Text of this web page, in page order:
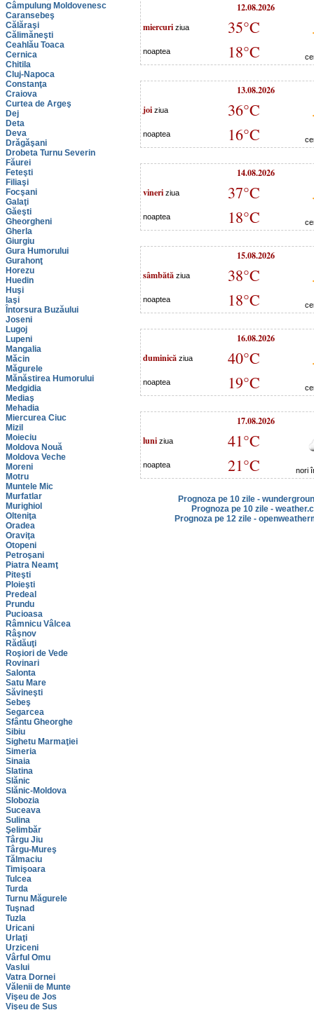
Câmpulung Moldovenesc
Caransebeş
Călăraşi
Călimăneşti
Ceahlău Toaca
Cernica
Chitila
Cluj-Napoca
Constanţa
Craiova
Curtea de Argeş
Dej
Deta
Deva
Drăgăşani
Drobeta Turnu Severin
Făurei
Feteşti
Filiaşi
Focşani
Galaţi
Găeşti
Gheorgheni
Gherla
Giurgiu
Gura Humorului
Gurahonţ
Horezu
Huedin
Huşi
Iaşi
Întorsura Buzăului
Joseni
Lugoj
Lupeni
Mangalia
Măcin
Măgurele
Mănăstirea Humorului
Medgidia
Mediaş
Mehadia
Miercurea Ciuc
Mizil
Moieciu
Moldova Nouă
Moldova Veche
Moreni
Motru
Muntele Mic
Murfatlar
Murighiol
Olteniţa
Oradea
Oraviţa
Otopeni
Petroşani
Piatra Neamţ
Piteşti
Ploieşti
Predeal
Prundu
Pucioasa
Râmnicu Vâlcea
Râşnov
Rădăuţi
Roşiori de Vede
Rovinari
Salonta
Satu Mare
Săvineşti
Sebeş
Segarcea
Sfântu Gheorghe
Sibiu
Sighetu Marmaţiei
Simeria
Sinaia
Slatina
Slănic
Slănic-Moldova
Slobozia
Suceava
Sulina
Şelimbăr
Târgu Jiu
Târgu-Mureş
Tălmaciu
Timişoara
Tulcea
Turda
Turnu Măgurele
Tuşnad
Tuzla
Uricani
Urlaţi
Urziceni
Vârful Omu
Vaslui
Vatra Dornei
Vălenii de Munte
Vişeu de Jos
Vişeu de Sus
12.08.2026
miercuri ziua 35°C
noaptea 18°C
13.08.2026
joi ziua 36°C
noaptea 16°C
14.08.2026
vineri ziua 37°C
noaptea 18°C
15.08.2026
sâmbătă ziua 38°C
noaptea 18°C
16.08.2026
duminică ziua 40°C
noaptea 19°C
17.08.2026
luni ziua 41°C
nori
noaptea 21°C
Prognoza pe 10 zile -
Prognoza pe 10 zile -
Prognoza pe 12 zile -